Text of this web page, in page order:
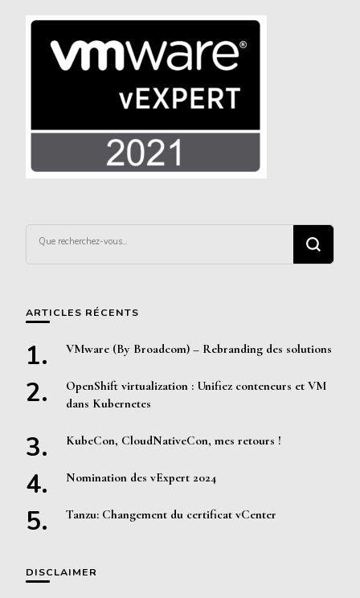
recherchiez
quelque
ARTICLES RÉCENTS
VMware (By Broadcom) – Rebranding des solutions
OpenShift virtualization : Unifiez conteneurs et VM
dans Kubernetes
KubeCon, CloudNativeCon, mes retours !
Nomination des vExpert 2024
Tanzu: Changement du certificat vCenter
DISCLAIMER